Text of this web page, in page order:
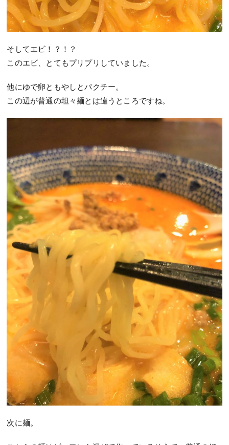
そしてエビ！？！？
このエビ、とてもプリプリしていました。
他にゆで卵ともやしとパクチー。
この辺が普通の坦々麺とは違うところですね。
次に麺。